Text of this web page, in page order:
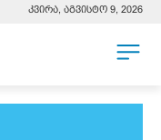
კვირა, აგვისტო 9, 2026